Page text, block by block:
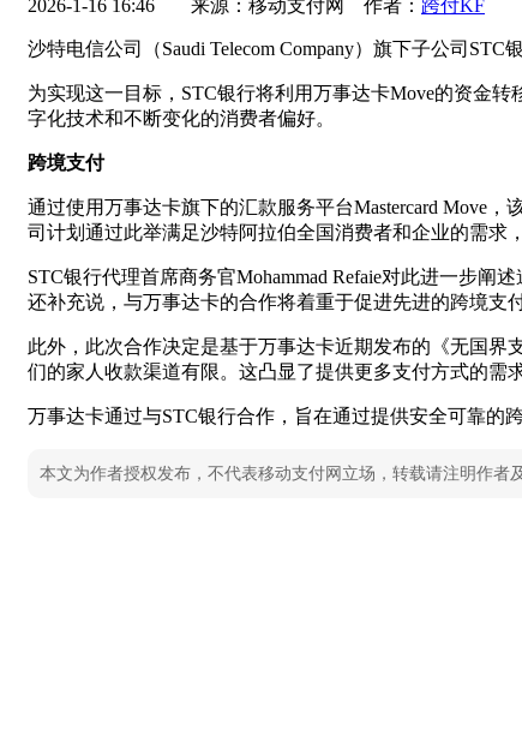
2026-1-16 16:46 来源：移动支付网 作者： 跨付KF
沙特电信公司（Saudi Telecom Company）旗下子公司
为实现这一目标，STC银行将利用万事达卡Move的资金
字化技术和不断变化的消费者偏好。
跨境支付
通过使用万事达卡旗下的汇款服务平台Mastercard Move
司计划通过此举满足沙特阿拉伯全国消费者和企业的需求
STC银行代理首席商务官Mohammad Refaie对此进一步
还补充说，与万事达卡的合作将着重于促进先进的跨境支
此外，此次合作决定是基于万事达卡近期发布的《无国
们的家人收款渠道有限。这凸显了提供更多支付方式的需
万事达卡通过与STC银行合作，旨在通过提供安全可靠的
本文为作者授权发布，不代表移动支付网立场，转载请注明作者